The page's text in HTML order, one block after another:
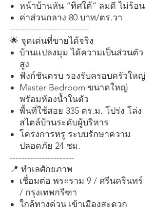
หน้าบ้านหัน “ทิศใต้” ลมดี ไม่ร้อน
ค่าส่วนกลาง 80 บาท/ตร.วา
---------------------------
🌟 จุดเด่นที่ขายได้จริง
บ้านแปลงมุม ได้ความเป็นส่วนตัว
สูง
ฟังก์ชันครบ รองรับครอบครัวใหญ่
Master Bedroom ขนาดใหญ่
พร้อมห้องน้ำในตัว
พื้นที่ใช้สอย 335 ตร.ม. โปร่ง โล่ง
สไตล์บ้านระดับผู้บริหาร
โครงการหรู ระบบรักษาความ
ปลอดภัย 24 ชม.
----------------------
📍 ทำเลศักยภาพ
เชื่อมต่อ พระราม 9 / ศรีนครินทร์
/ กรุงเทพกรีฑา
ใกล้ทางด่วน เข้าเมืองสะดวก